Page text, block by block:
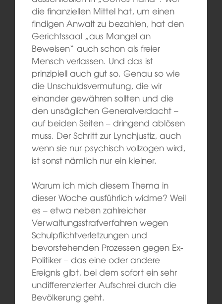
die finanziellen Mittel hat, um einen
findigen Anwalt zu bezahlen, hat den
Gerichtssaal „aus Mangel an
Beweisen“ auch schon als freier
Mensch verlassen. Und das ist
prinzipiell auch gut so. Genau so wie
die Unschuldsvermutung, die wir
einander gewähren sollten und die
den unsäglichen Generalverdacht –
auf beiden Seiten – dringend ablösen
muss. Der Schritt zur Lynchjustiz, auch
wenn sie nur psychisch vollzogen wird,
ist sonst nämlich nur ein kleiner.
Warum ich mich diesem Thema in
dieser Woche ausführlich widme? Weil
es – etwa neben zahlreicher
Verwaltungsstrafverfahren wegen
Schulpflichtverletzungen und
bevorstehenden Prozessen gegen Ex-
Politiker – das eine oder andere
Ereignis gibt, bei dem sofort ein sehr
undifferenzierter Aufschrei durch die
Bevölkerung geht.